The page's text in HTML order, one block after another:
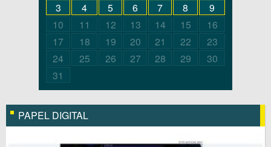
3
4 5 6 7 8
9
10
11 12 13 14 15
16
17
18 19 20 21 22
23
24
25 26 27 28 29
30
31
PAPEL DIGITAL